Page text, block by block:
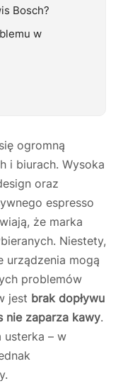
Bosch?
w
ogromną
i biurach. Wysoka
oraz
espresso
że marka
Niestety,
urządzenia mogą
problemów
jest brak dopływu
nie zaparza kawy.
usterka – w